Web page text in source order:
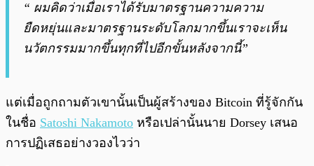
“ ผมคิดว่าเมื่อเราได้รับมาตรฐานความความ
ยืดหยุ่นและมาตรฐานระดับโลกมากขึ้นเราจะเห็น
นวัตกรรมมากขึ้นทุกที่ไปอีกขั้นหลังจากนี้”
แต่เมื่อถูกถามตัวเขานั้นเป็นผู้สร้างของ Bitcoin ที่รู้จักกัน
ในชื่อ Satoshi Nakamoto หรือเปล่านั้นนาย Dorsey เสนอ
การปฏิเสธอย่างวองไวว่า